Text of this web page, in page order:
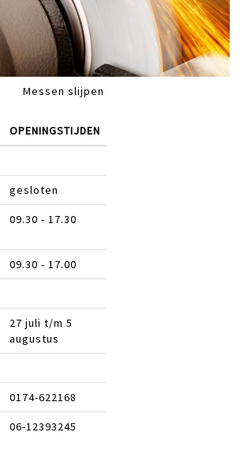
Messen slijpen
OPENINGSTIJDEN
gesloten
09.30 - 17.30
09.30 - 17.00
27 juli t/m 5
augustus
0174-622168
06-12393245